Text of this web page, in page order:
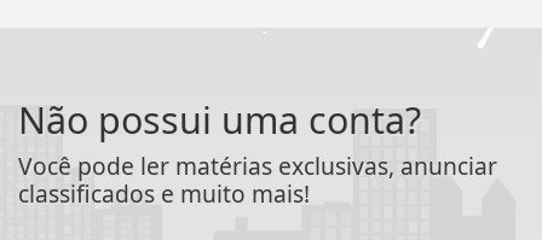
Não possui uma conta?
Você pode ler matérias exclusivas, anunciar
classificados e muito mais!